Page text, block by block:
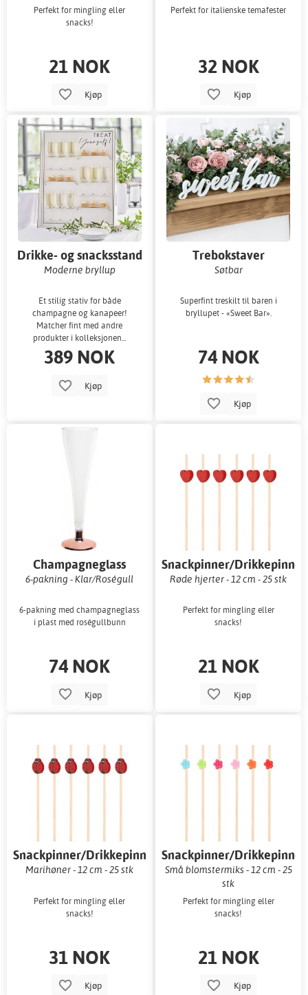
Perfekt for mingling eller
snacks!
21 NOK
Kjøp
Perfekt for italienske temafester
32 NOK
Kjøp
Drikke- og snacksstand
Moderne bryllup
Et stilig stativ for både
champagne og kanapeer!
Matcher fint med andre
produkter i kolleksjonen...
389 NOK
Kjøp
Trebokstaver
Søtbar
Superfint treskilt til baren i
bryllupet - «Sweet Bar».
74 NOK
Kjøp
Champagneglass
6-pakning - Klar/Roségull
6-pakning med champagneglass
i plast med roségullbunn
74 NOK
Kjøp
Snackpinner/Drikkepinner
Røde hjerter - 12 cm - 25 stk
Perfekt for mingling eller
snacks!
21 NOK
Kjøp
Snackpinner/Drikkepinner
Marihøner - 12 cm - 25 stk
Perfekt for mingling eller
snacks!
31 NOK
Kjøp
Snackpinner/Drikkepinner
Små blomstermiks - 12 cm - 25
stk
Perfekt for mingling eller
snacks!
21 NOK
Kjøp